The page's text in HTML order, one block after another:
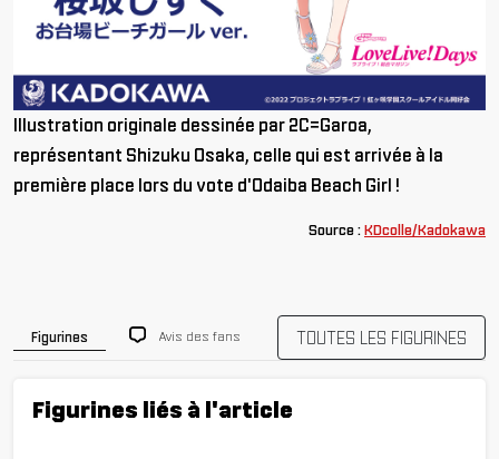
Illustration originale dessinée par 2C=Garoa,
représentant Shizuku Osaka, celle qui est arrivée à la
première place lors du vote d'Odaiba Beach Girl !
Source :KDcolle/Kadokawa
Figurines Avis des fans TOUTES LES FIGURINES
Figurines liés à l'article